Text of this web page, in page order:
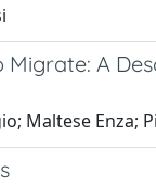
A
Maltese Enza;